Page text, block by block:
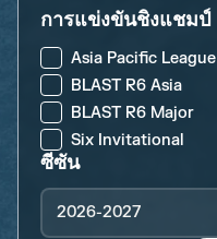
การแข่งขันชิงแชมป์
Asia Pacific League
BLAST R6 Asia
BLAST R6 Major
Six Invitational
ซีซัน
2026-2027